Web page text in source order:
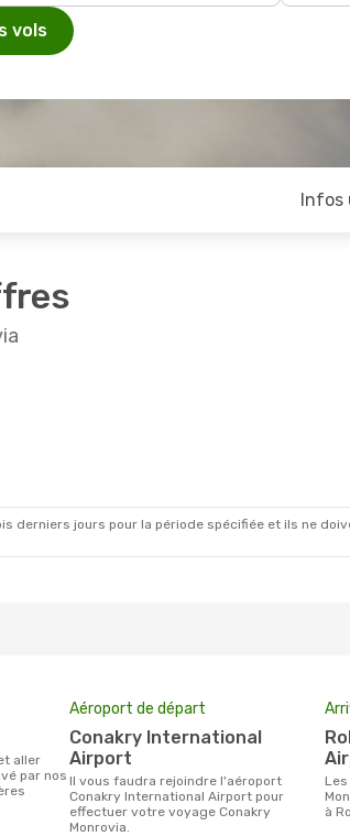
vols
Infos
derniers jours pour la période spécifiée et ils ne
par nos
Aéroport de départ
Conakry International
Airport
Il vous faudra rejoindre l'aéroport
Conakry International Airport pour
effectuer votre voyage Conakry
Monrovia.
Roberts International
Les vols ayant pour destination
à